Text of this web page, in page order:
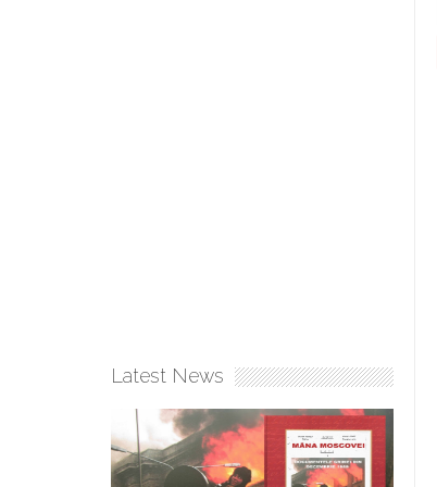
Latest News